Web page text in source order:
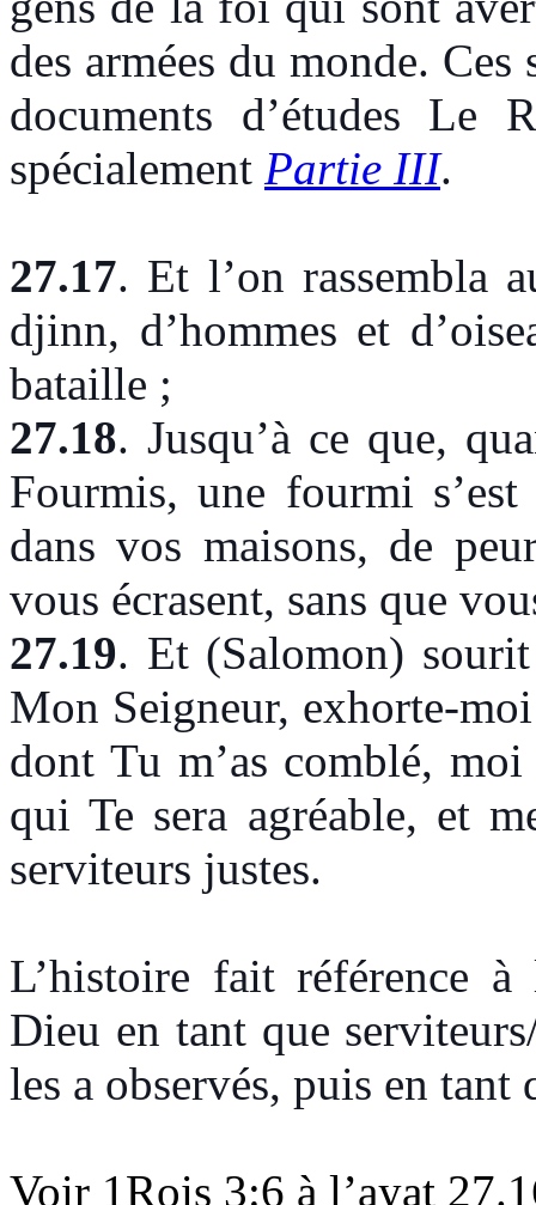
des armées du monde. Ces
documents d’études Le
spécialement Partie III.
27.17. Et l’on rassembla
djinn, d’hommes et
bataille ;
27.18. Jusqu’à ce que,
Fourmis, une fourmi
dans vos maisons, de
vous écrasent, sans que
27.19. Et (Salomon)
Mon Seigneur, exhorte-
dont Tu m’as comblé,
qui Te sera agréable, et
serviteurs justes.
L’histoire fait référence
Dieu en tant que
les a observés, puis en
Voir 1Rois 3:6 à l’ayat